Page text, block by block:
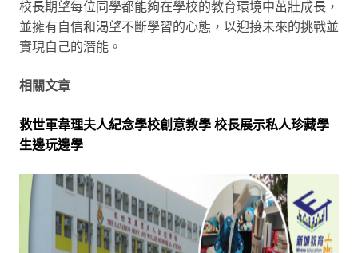
校長期望每位同學都能夠在學校的教育環境中茁壯成長，
並擁有自信和渴望不斷學習的心態，以迎接未來的挑戰並
實現自己的潛能。
相關文章
救世軍韋理夫人紀念學校創意教學 校長展示私人珍藏學
生邊玩邊學